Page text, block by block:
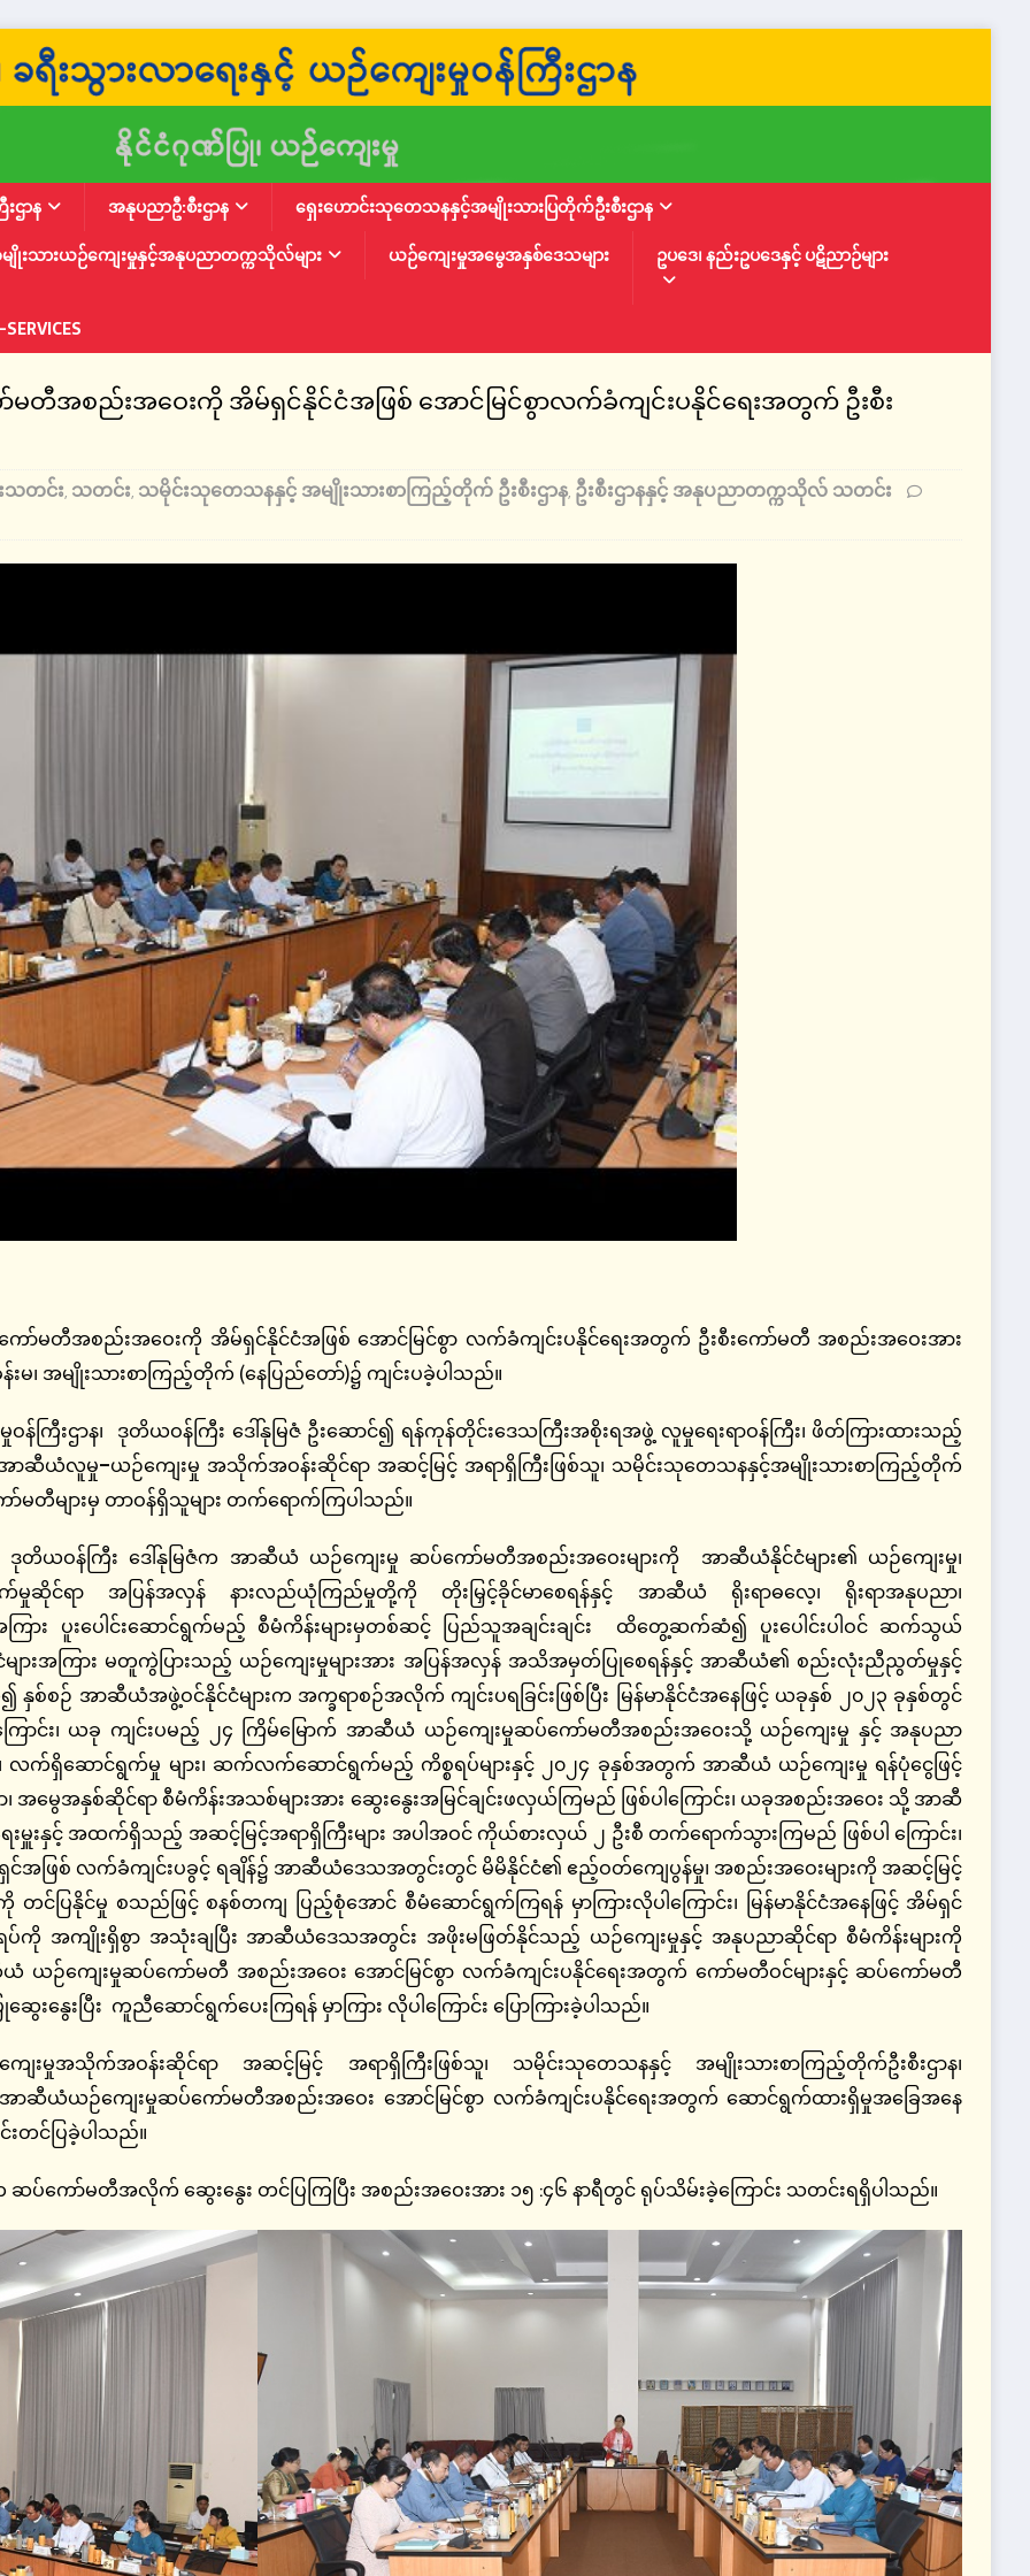
ဌာန အနုပညာဦ:စီးဌာန
ရှေးဟောင်းသုတေသနနှင့်အမျိုးသားပြတိုက်ဦးစီးဌာန
ျိုးသားယဉ်ကျေးမှုနှင့်အနုပညာတက္ကသိုလ်များ
ယဉ်ကျေးမှုအမွေအနှစ်ဒေသများ ဥပဒေ၊ နည်းဥပဒေနှင့် ပဋိညာဉ်များ
တီအစည်းအဝေးကို အိမ်ရှင်နိုင်ငံအဖြစ် အောင်မြင်စွာလက်ခံကျင်းပနိုင်ရေးအတွက် ဦးစီး
သတင်း, သတင်း, သမိုင်းသုတေသနနှင့် အမျိုးသားစာကြည့်တိုက် ဦးစီးဌာန, ဦးစီးဌာနနှင့် အနုပညာတက္ကသိုလ် သတင်း
စည်းအဝေးကို အိမ်ရှင်နိုင်ငံအဖြစ် အောင်မြင်စွာ လက်ခံကျင်းပနိုင်ရေးအတွက် ဦးစီးကော်မတီ အစည်းအဝေးအား
းမ၊ အမျိုးသားစာကြည့်တိုက် (နေပြည်တော်)၌ ကျင်းပခဲ့ပါသည်။
ာန၊ ဒုတိယဝန်ကြီး ဒေါ်နုမြဇံ ဦးဆောင်၍ ရန်ကုန်တိုင်းဒေသကြီးအစိုးရအဖွဲ့ လူမှုရေးရာဝန်ကြီး၊ ဖိတ်ကြားထားသည့်
အာဆီယံလူမှု–ယဉ်ကျေးမှု အသိုက်အဝန်းဆိုင်ရာ အဆင့်မြင့် အရာရှိကြီးဖြစ်သူ၊ သမိုင်းသုတေသနနှင့်အမျိုးသားစာကြည့်တိုက်
ော်မတီများမှ တာဝန်ရှိသူများ တက်ရောက်ကြပါသည်။
ြီး ဒေါ်နုမြဇံက အာဆီယံ ယဉ်ကျေးမှု ဆပ်ကော်မတီအစည်းအဝေးများကို အာဆီယံနိုင်ငံများ၏ ယဉ်ကျေးမှု၊
ဆိုင်ရာ အပြန်အလှန် နားလည်ယုံကြည်မှုတို့ကို တိုးမြှင့်ခိုင်မာစေရန်နှင့် အာဆီယံ ရိုးရာဓလေ့၊ ရိုးရာအနုပညာ၊
ြား ပူးပေါင်းဆောင်ရွက်မည့် စီမံကိန်းများမှတစ်ဆင့် ပြည်သူအချင်းချင်း ထိတွေ့ဆက်ဆံ၍ ပူးပေါင်းပါဝင် ဆက်သွယ်
ျားအကြား မတူကွဲပြားသည့် ယဉ်ကျေးမှုများအား အပြန်အလှန် အသိအမှတ်ပြုစေရန်နှင့် အာဆီယံ၏ စည်းလုံးညီညွတ်မှုနှင့်
ဉ် အာဆီယံအဖွဲ့ဝင်နိုင်ငံများက အက္ခရာစဉ်အလိုက် ကျင်းပရခြင်းဖြစ်ပြီး မြန်မာနိုင်ငံအနေဖြင့် ယခုနှစ် ၂၀၂၃ ခုနှစ်တွင်
ြောင်း၊ ယခု ကျင်းပမည့် ၂၄ ကြိမ်မြောက် အာဆီယံ ယဉ်ကျေးမှုဆပ်ကော်မတီအစည်းအဝေးသို့ ယဉ်ကျေးမှု နှင့် အနုပညာ
ား၊ လက်ရှိဆောင်ရွက်မှု များ၊ ဆက်လက်ဆောင်ရွက်မည့် ကိစ္စရပ်များနှင့် ၂၀၂၄ ခုနှစ်အတွက် အာဆီယံ ယဉ်ကျေးမှု ရန်ပုံ‌ငွေဖြင့်
မွေအနှစ်ဆိုင်ရာ စီမံကိန်းအသစ်များအား ဆွေးနွေးအမြင်ချင်းဖလှယ်ကြမည် ဖြစ်ပါကြောင်း၊ ယခုအစည်းအဝေး သို့ အာဆီ
းမှူးနှင့် အထက်ရှိသည့် အဆင့်မြင့်အရာရှိကြီးများ အပါအဝင် ကိုယ်စားလှယ် ၂ ဦးစီ တက်ရောက်သွားကြမည် ဖြစ်ပါ ကြောင်း၊
ဖြစ် လက်ခံကျင်းပခွင့် ရချိန်၌ အာဆီယံဒေသအတွင်းတွင် မိမိနိုင်ငံ၏ ဧည့်ဝတ်ကျေပွန်မှု၊ အစည်းအဝေးများကို အဆင့်မြင့်
င်ပြနိုင်မှု စသည်ဖြင့် စနစ်တကျ ပြည့်စုံအောင် စီမံဆောင်ရွက်ကြရန် မှာကြားလိုပါကြောင်း၊ မြန်မာနိုင်ငံအနေဖြင့် အိမ်ရှင်
အကျိုးရှိစွာ အသုံးချပြီး အာဆီယံဒေသအတွင်း အဖိုးမဖြတ်နိုင်သည့် ယဉ်ကျေးမှုနှင့် အနုပညာဆိုင်ရာ စီမံကိန်းများကို
ယံ ယဉ်ကျေးမှုဆပ်ကော်မတီ အစည်းအဝေး အောင်မြင်စွာ လက်ခံကျင်းပနိုင်ရေးအတွက် ကော်မတီဝင်များနှင့် ဆပ်ကော်မတီ
းနွေးပြီး ကူညီဆောင်ရွက်ပေးကြရန် မှာကြား လိုပါကြောင်း ပြောကြားခဲ့ပါသည်။
သိုက်အဝန်းဆိုင်ရာ အဆင့်မြင့် အရာရှိကြီးဖြစ်သူ၊ သမိုင်းသုတေသနနှင့် အမျိုးသားစာကြည့်တိုက်ဦးစီးဌာန၊
က် အာဆီယံယဉ်ကျေးမှုဆပ်ကော်မတီအစည်းအဝေး အောင်မြင်စွာ လက်ခံကျင်းပနိုင်ရေးအတွက် ဆောင်ရွက်ထားရှိမှုအခြေအနေ
တင်ပြခဲ့ပါသည်။
ော်မတီအလိုက် ဆွေးနွေး တင်ပြကြပြီး အစည်းအဝေးအား ၁၅ :၄၆ နာရီတွင် ရုပ်သိမ်းခဲ့ကြောင်း သတင်းရရှိပါသည်။